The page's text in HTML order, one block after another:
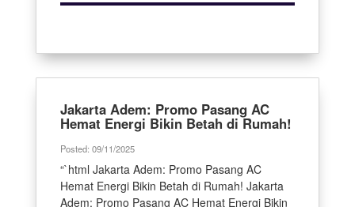
Jakarta Adem: Promo Pasang AC
Hemat Energi Bikin Betah di Rumah!
Posted: 09/11/2025
“`html Jakarta Adem: Promo Pasang AC
Hemat Energi Bikin Betah di Rumah! Jakarta
Adem: Promo Pasang AC Hemat Energi Bikin